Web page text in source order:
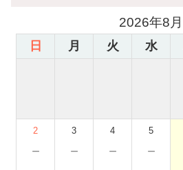
2026年8月
日 月 火 水
2
－
3
－
4
－
5
－